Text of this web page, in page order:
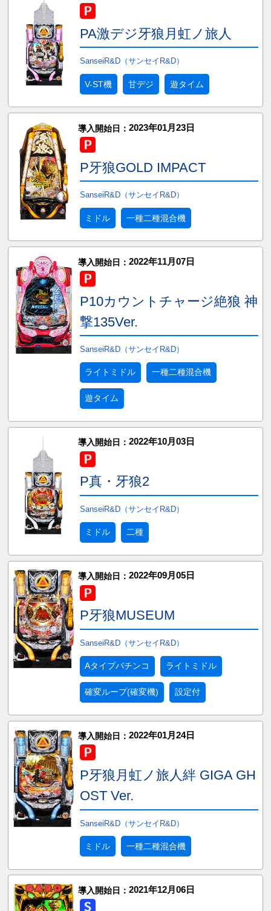
PA激デジ牙狼月虹ノ旅人
SanseiR&D（サンセイR&D）
V-ST機 甘デジ 遊タイム
導入開始日： 2023年01月23日
P牙狼GOLD IMPACT
SanseiR&D（サンセイR&D）
ミドル 一種二種混合機
導入開始日： 2022年11月07日
P10カウントチャージ絶狼 神
撃135Ver.
SanseiR&D（サンセイR&D）
ライトミドル 一種二種混合機
遊タイム
導入開始日： 2022年10月03日
P真・牙狼2
SanseiR&D（サンセイR&D）
ミドル 二種
導入開始日： 2022年09月05日
P牙狼MUSEUM
SanseiR&D（サンセイR&D）
Aタイプパチンコ ライトミドル
確変ループ(確変機) 設定付
導入開始日： 2022年01月24日
P牙狼月虹ノ旅人絆 GIGA GH
OST Ver.
SanseiR&D（サンセイR&D）
ミドル 一種二種混合機
導入開始日： 2021年12月06日